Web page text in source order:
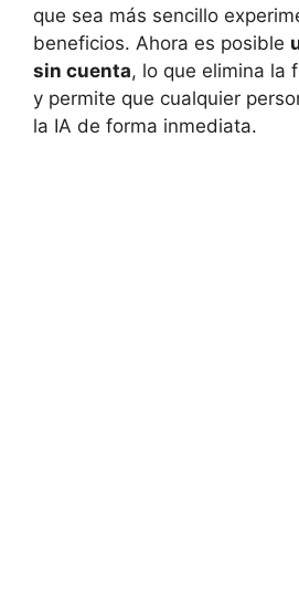
que sea más sencillo
beneficios. Ahora es posible
sin cuenta, lo que elimina la
y permite que cualquier
la IA de forma inmediata.